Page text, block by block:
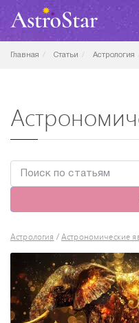
Главная Статьи Астрология
Астрология / Астрономические